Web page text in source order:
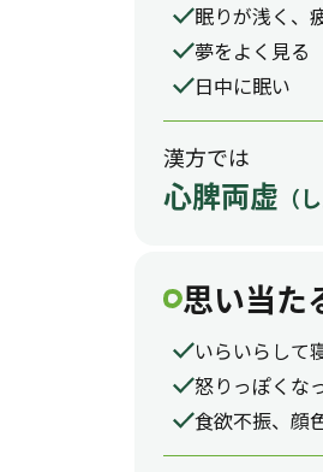
眠りが浅く、
夢をよく見る
日中に眠い
漢方では
心脾両虚 （
思い当た
いらいらして
怒りっぽくな
食欲不振、顔